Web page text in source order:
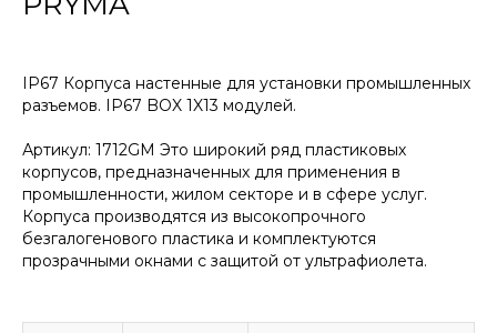
IP67 Корпуса настенные для установки промышленных
разъемов. IP67 BOX 1X13 модулей.
Артикул: 1712GM Это широкий ряд пластиковых
корпусов, предназначенных для применения в
промышленности, жилом секторе и в сфере услуг.
Корпуса производятся из высокопрочного
безгалогенового пластика и комплектуются
прозрачными окнами с защитой от ультрафиолета.